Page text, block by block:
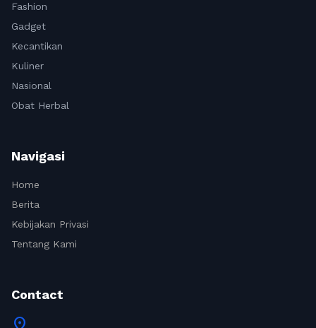
Fashion
Gadget
Kecantikan
Kuliner
Nasional
Obat Herbal
Navigasi
Home
Berita
Kebijakan Privasi
Tentang Kami
Contact